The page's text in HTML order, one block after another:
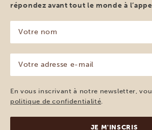
répondez avant tout le monde à
nom
(Nécessaire)
adresse
e-
mail
(Nécessaire)
En vous inscrivant à notre newsletter,
politique de confidentialité